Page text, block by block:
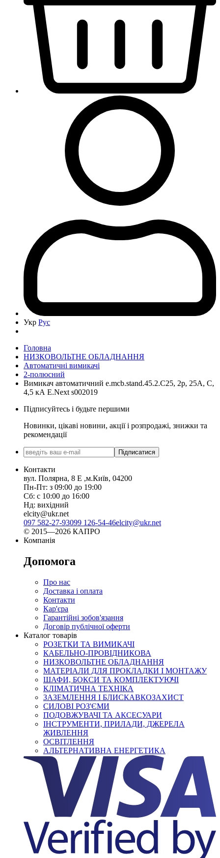
Укр Рус
Головна
НИЗКОВОЛЬТНЕ ОБЛАДНАННЯ
Автоматичні вимикачі
2-полюсний
Вимикач автоматичний e.mcb.stand.45.2.C25, 2р, 25А, C,
4,5 кА E.Next s002019
Підписуйтесь і будьте першими
Новинки, цікаві новини, акції і розпродажі, знижки та
рекомендації
Підписатися
Контакти
вул. Полярна, 8 Е ,м.Київ, 04200
Пн-Пт: з 09:00 до 19:00
Сб: с 10:00 до 16:00
Нд: вихідний
elcity@ukr.net
097 582-27-93099 126-54-46elcity@ukr.net
© 2015—2026 КАПРО
Компанія
Допомога
Про нас
Доставка і оплата
Контакти
Кар'єра
Гарантійні зобов'язання
Договір публічної оферти
Каталог товарів
РОЗЕТКИ ТА ВИМИКАЧІ
КАБЕЛЬНО-ПРОВІДНИКОВА
НИЗКОВОЛЬТНЕ ОБЛАДНАННЯ
МАТЕРІАЛИ ДЛЯ ПРОКЛАДКИ І МОНТАЖУ
ШАФИ, БОКСИ ТА КОМПЛЕКТУЮЧІ
КЛІМАТИЧНА ТЕХНІКА
ЗАЗЕМЛЕННЯ І БЛИСКАВКОЗАХИСТ
СИЛОВІ РОЗ'ЄМИ
ПОДОВЖУВАЧІ ТА АКСЕСУАРИ
ІНСТРУМЕНТИ, ПРИЛАДИ, ДЖЕРЕЛА
ЖИВЛЕННЯ
ОСВІТЛЕННЯ
АЛЬТЕРНАТИВНА ЕНЕРГЕТИКА